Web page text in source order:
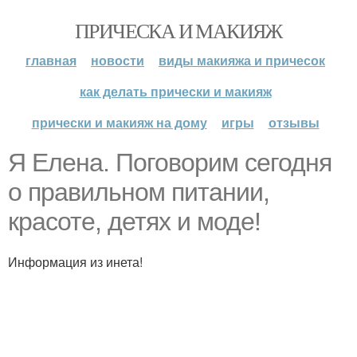
ПРИЧЕСКА И МАКИЯЖ
главная новости
виды макияжа и причесок
как делать прически и макияж
прически и макияж на дому
игры отзывы
Я Елена. Поговорим сегодня
о правильном питании,
красоте, детях и моде!
Информация из инета!